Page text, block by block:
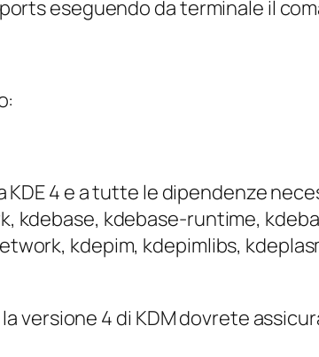
eseguendo da terminale il
4 e a tutte le dipendenze
kdebase, kdebase-runtime,
kdepim, kdepimlibs,
versione 4 di KDM dovrete